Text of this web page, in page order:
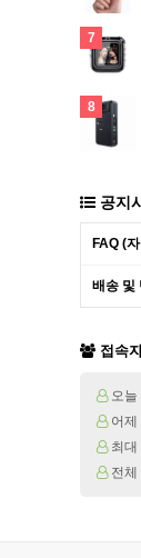
7
8
공지
FAQ (
배송 및
접속
오늘
어제
최대
전체